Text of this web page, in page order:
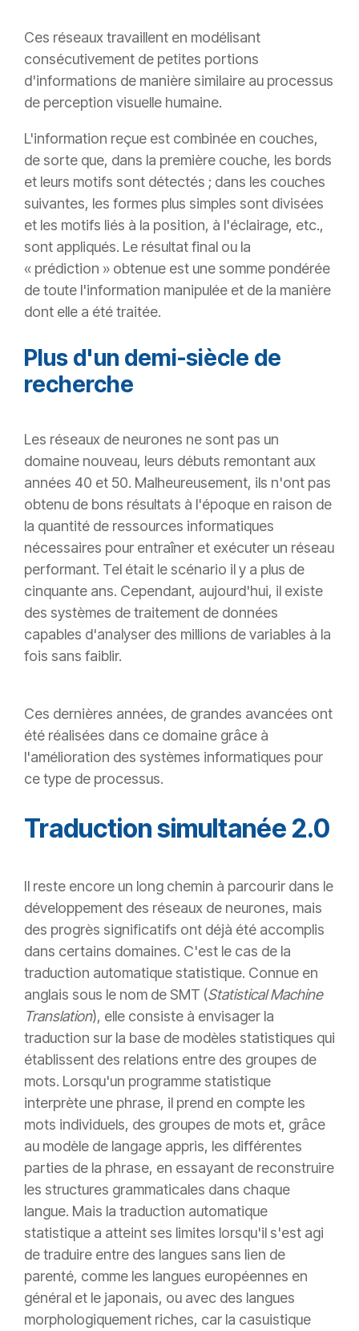
Ces réseaux travaillent en modélisant
consécutivement de petites portions
d'informations de manière similaire au processus
de perception visuelle humaine.
L'information reçue est combinée en couches,
de sorte que, dans la première couche, les bords
et leurs motifs sont détectés ; dans les couches
suivantes, les formes plus simples sont divisées
et les motifs liés à la position, à l'éclairage, etc.,
sont appliqués. Le résultat final ou la
« prédiction » obtenue est une somme pondérée
de toute l'information manipulée et de la manière
dont elle a été traitée.
Plus d'un demi-siècle de
recherche
Les réseaux de neurones ne sont pas un
domaine nouveau, leurs débuts remontant aux
années 40 et 50. Malheureusement, ils n'ont pas
obtenu de bons résultats à l'époque en raison de
la quantité de ressources informatiques
nécessaires pour entraîner et exécuter un réseau
performant. Tel était le scénario il y a plus de
cinquante ans. Cependant, aujourd'hui, il existe
des systèmes de traitement de données
capables d'analyser des millions de variables à la
fois sans faiblir.
Ces dernières années, de grandes avancées ont
été réalisées dans ce domaine grâce à
l'amélioration des systèmes informatiques pour
ce type de processus.
Traduction simultanée 2.0
Il reste encore un long chemin à parcourir dans le
développement des réseaux de neurones, mais
des progrès significatifs ont déjà été accomplis
dans certains domaines. C'est le cas de la
traduction automatique statistique. Connue en
anglais sous le nom de SMT (Statistical Machine
Translation), elle consiste à envisager la
traduction sur la base de modèles statistiques qui
établissent des relations entre des groupes de
mots. Lorsqu'un programme statistique
interprète une phrase, il prend en compte les
mots individuels, des groupes de mots et, grâce
au modèle de langage appris, les différentes
parties de la phrase, en essayant de reconstruire
les structures grammaticales dans chaque
langue. Mais la traduction automatique
statistique a atteint ses limites lorsqu'il s'est agi
de traduire entre des langues sans lien de
parenté, comme les langues européennes en
général et le japonais, ou avec des langues
morphologiquement riches, car la casuistique